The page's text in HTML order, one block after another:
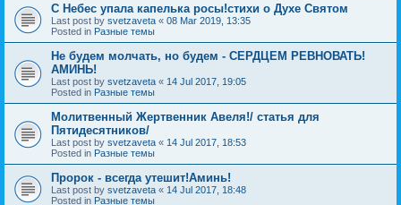
C Небес упала капелька росы!стихи о Духе Святом
Last post by svetzaveta « 08 Mar 2019, 13:35
Posted in Разные темы
Не будем молчать, но будем - СЕРДЦЕМ РЕВНОВАТЬ!
АМИНЬ!
Last post by svetzaveta « 14 Jul 2017, 19:05
Posted in Разные темы
Молитвенный Жертвенник Авеля!/ статья для
Пятидесятников/
Last post by svetzaveta « 14 Jul 2017, 18:53
Posted in Разные темы
Пророк - всегда утешит!Аминь!
Last post by svetzaveta « 14 Jul 2017, 18:48
Posted in Разные темы